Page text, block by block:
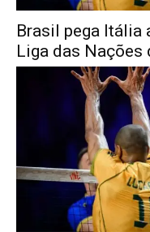
Brasil pega Itália
Liga das Nações